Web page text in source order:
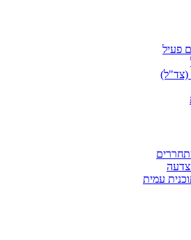
פעיל
(צד"ל)
עמית